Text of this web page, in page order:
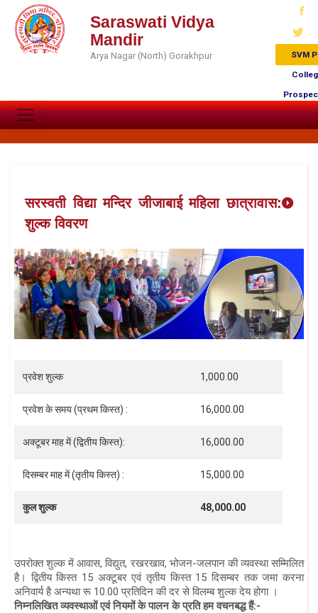
Saraswati Vidya
Mandir
Arya Nagar (North) Gorakhpur
SVM
सरस्वती विद्या मन्दिर जीजाबाई महिला छात्रावास:
शुल्क विवरण
प्रवेश शुल्क 1,000.00
प्रवेश के समय (प्रथम किस्त) : 16,000.00
अक्टूबर माह में (द्वितीय किस्त): 16,000.00
दिसम्बर माह में (तृतीय किस्त) : 15,000.00
कुल शुल्क 48,000.00
उपरोक्त शुल्क में आवास, विद्युत, रखरखाव, भोजन-जलपान की व्यवस्था सम्मिलित
है। द्वितीय किस्त 15 अक्टूबर एवं तृतीय किस्त 15 दिसम्बर तक जमा करना
अनिवार्य है अन्यथा रू 10.00 प्रतिदिन की दर से विलम्ब शुल्क देय होगा ।
निम्नलिखित व्यवस्थाओं एवं नियमों के पालन के प्रति हम वचनबद्ध हैं:-